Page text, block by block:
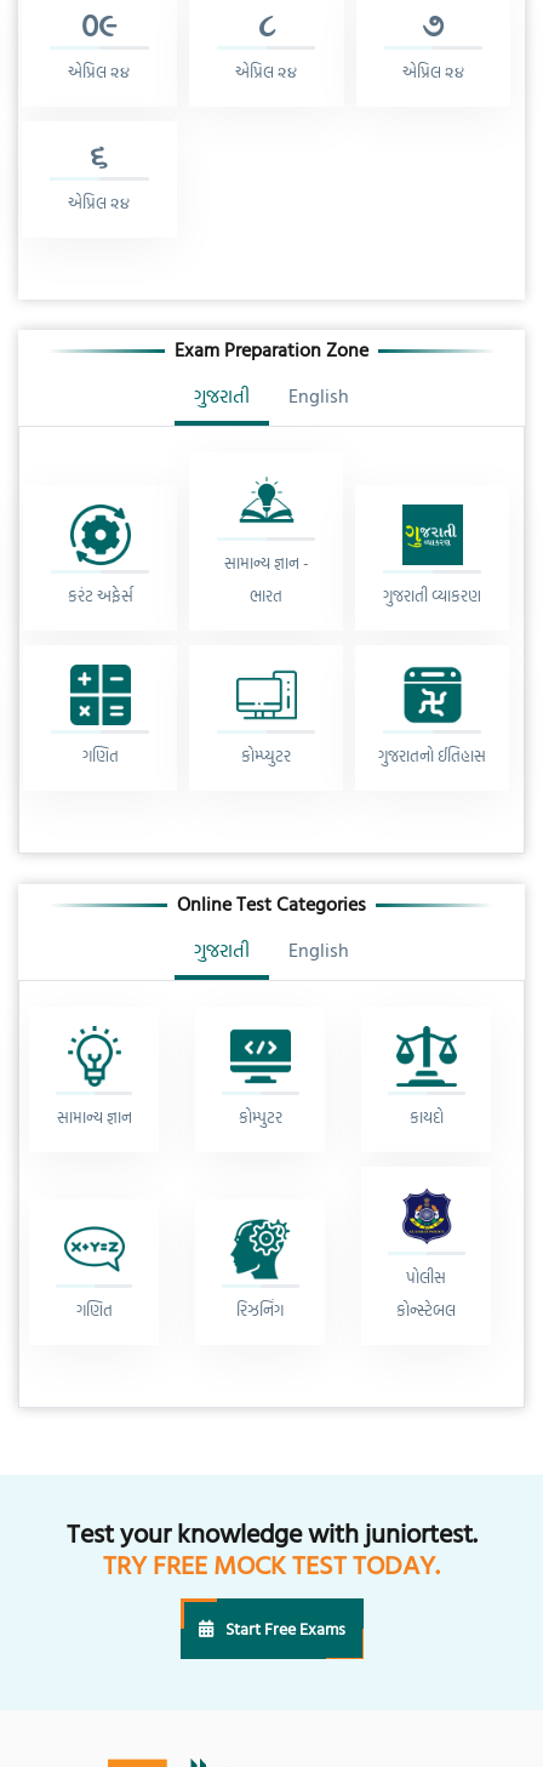
0૯
એપ્રિલ ૨૪
૮
એપ્રિલ ૨૪
૭
એપ્રિલ ૨૪
૬
એપ્રિલ ૨૪
Exam Preparation Zone
ગુજરાતી
English
કરંટ અફેર્સ
સામાન્ય જ્ઞાન -
ભારત
ગુજરાતી વ્યાકરણ
ગણિત કોમ્પ્યુટર ગુજરાતનો ઈતિહાસ
Online Test Categories
ગુજરાતી
English
સામાન્ય જ્ઞાન કોમ્પુટર કાયદો
ગણિત રિઝનિંગ
પોલીસ
કોન્સ્ટેબલ
Test your knowledge with juniortest.
TRY FREE MOCK TEST TODAY.
Start Free Exams